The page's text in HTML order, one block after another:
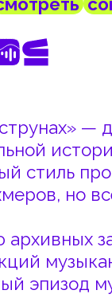
—
рок-
прошёл
но всё же
записей,
рок-н-ролл в
стало с его
искусства.